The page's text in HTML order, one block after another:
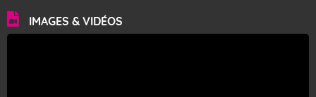
IMAGES & VIDÉOS